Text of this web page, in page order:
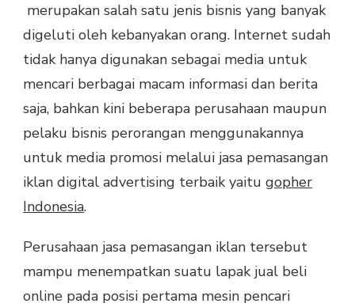
merupakan salah satu jenis bisnis yang banyak
digeluti oleh kebanyakan orang. Internet sudah
tidak hanya digunakan sebagai media untuk
mencari berbagai macam informasi dan berita
saja, bahkan kini beberapa perusahaan maupun
pelaku bisnis perorangan menggunakannya
untuk media promosi melalui jasa pemasangan
iklan digital advertising terbaik yaitu gopher
Indonesia.
Perusahaan jasa pemasangan iklan tersebut
mampu menempatkan suatu lapak jual beli
online pada posisi pertama mesin pencari